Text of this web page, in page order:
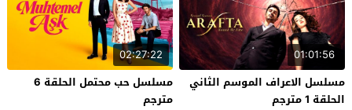
01:01:56
مسلسل الاعراف الموسم الثاني
الحلقة 1 مترجم
02:27:22
مسلسل حب محتمل الحلقة 6
مترجم